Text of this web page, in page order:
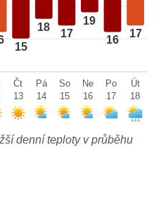
15
18
17
19
16
17
Čt
13
Pá
14
So
15
Ne
16
Po
17
Út
18
denní teploty v průběhu